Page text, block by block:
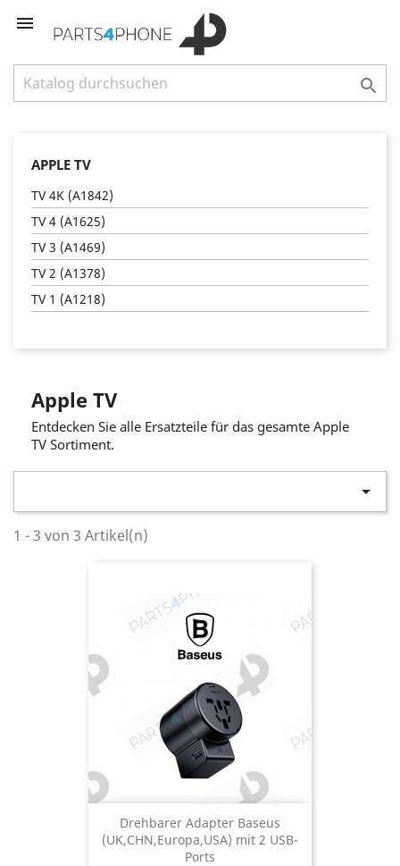


APPLE TV
TV 4K (A1842)
TV 4 (A1625)
TV 3 (A1469)
TV 2 (A1378)
TV 1 (A1218)
Apple TV
Entdecken Sie alle Ersatzteile für das gesamte Apple
TV Sortiment.

1 - 3 von 3 Artikel(n)
Drehbarer Adapter Baseus
(UK,CHN,Europa,USA) mit 2 USB-
Ports